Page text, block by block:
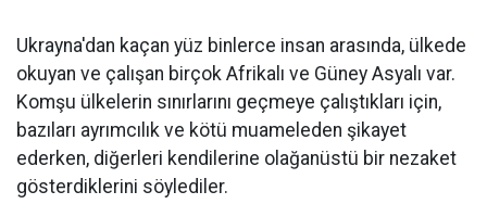
Ukrayna'dan kaçan yüz binlerce insan arasında, ülkede
okuyan ve çalışan birçok Afrikalı ve Güney Asyalı var.
Komşu ülkelerin sınırlarını geçmeye çalıştıkları için,
bazıları ayrımcılık ve kötü muameleden şikayet
ederken, diğerleri kendilerine olağanüstü bir nezaket
gösterdiklerini söylediler.